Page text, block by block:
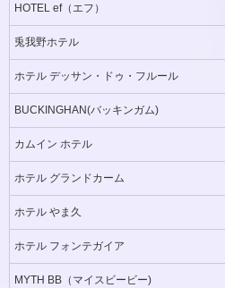
HOTEL ef（エフ）
兎我野ホテル
ホテル デッサン・ドゥ・フルール
BUCKINGHAN(バッキンガム)
カムイン ホテル
ホテル グランドカーム
ホテル やま久
ホテル フォンテガイア
MYTH BB（マイスビービー)